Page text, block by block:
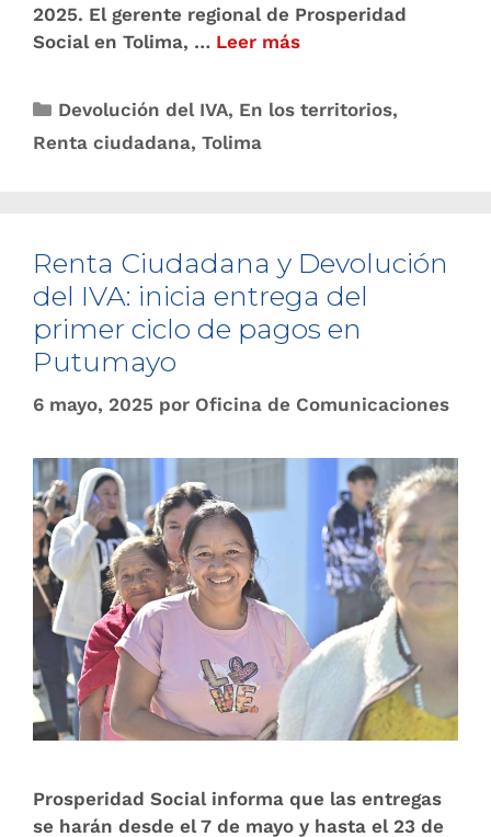
2025. El gerente regional de Prosperidad
Social en Tolima, … Leer más
Devolución del IVA, En los territorios,
Renta ciudadana, Tolima
Renta Ciudadana y Devolución
del IVA: inicia entrega del
primer ciclo de pagos en
Putumayo
6 mayo, 2025 por Oficina de Comunicaciones
Prosperidad Social informa que las entregas
se harán desde el 7 de mayo y hasta el 23 de